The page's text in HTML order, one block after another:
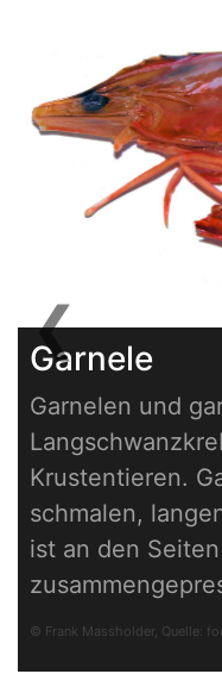
Garnele
Garnelen und
Krustentieren.
schmalen,
ist an den
© Frank Massholder, Quelle:
❮Previous